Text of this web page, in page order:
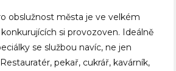
obslužnost města je ve velkém
si provozoven. Ideálně
se službou navíc, ne jen
pekař, cukrář, kavárník,